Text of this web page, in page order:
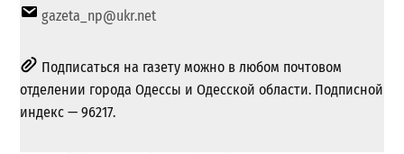
gazeta_np@ukr.net
Подписаться на газету можно в любом почтовом
отделении города Одессы и Одесской области. Подписной
индекс — 96217.